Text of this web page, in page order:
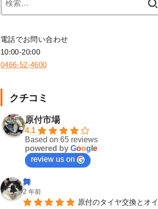
電話でお問い合わせ
10:00-20:00
0466-52-4600
クチコミ
原付市場
4.1
Based on 65 reviews
powered by Goog e
review us on
舞
2 年前
原付のタイヤ交換とオイ